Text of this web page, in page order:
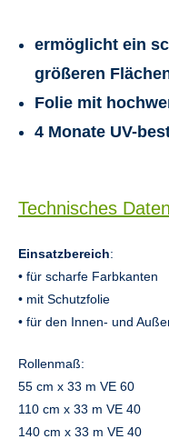
ermöglicht ein
größeren
Folie mit
4 Monate UV-
Technisches
Einsatzbereich:
• für scharfe Farbkanten
• mit Schutzfolie
• für den Innen- und
Rollenmaß:
55 cm x 33 m VE 60
110 cm x 33 m VE 40
140 cm x 33 m VE 40